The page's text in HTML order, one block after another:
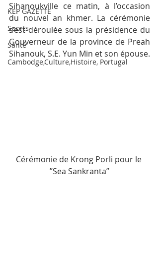
KEP GAZETTE
Sports
Santé
Cambodge,Culture,Histoire, Portugal
Sihanoukville ce matin, à l’occasion
du nouvel an khmer. La cérémonie
s’est déroulée sous la présidence du
Gouverneur de la province de Preah
Sihanouk, S.E. Yun Min et son épouse.
Cérémonie de Krong Porli pour le
”Sea Sankranta”